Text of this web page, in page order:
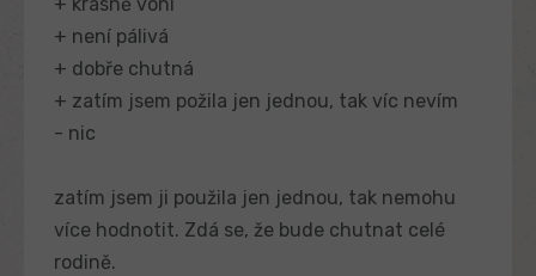
+ krásně voní
+ není pálivá
+ dobře chutná
+ zatím jsem požila jen jednou, tak víc nevím
- nic
zatím jsem ji použila jen jednou, tak nemohu
více hodnotit. Zdá se, že bude chutnat celé
rodině.